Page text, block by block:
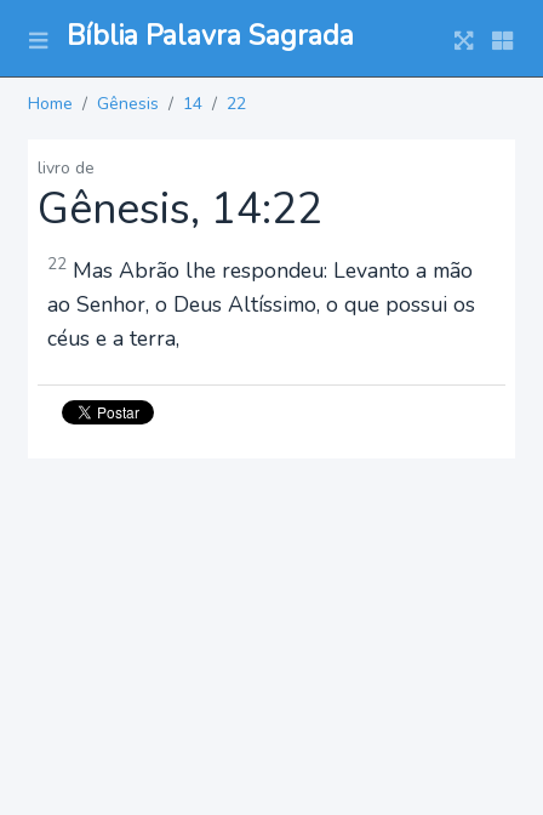
Bíblia Palavra Sagrada
Home Gênesis 14 22
livro de
Gênesis, 14:22
22 Mas Abrão lhe respondeu: Levanto a mão
ao Senhor, o Deus Altíssimo, o que possui os
céus e a terra,